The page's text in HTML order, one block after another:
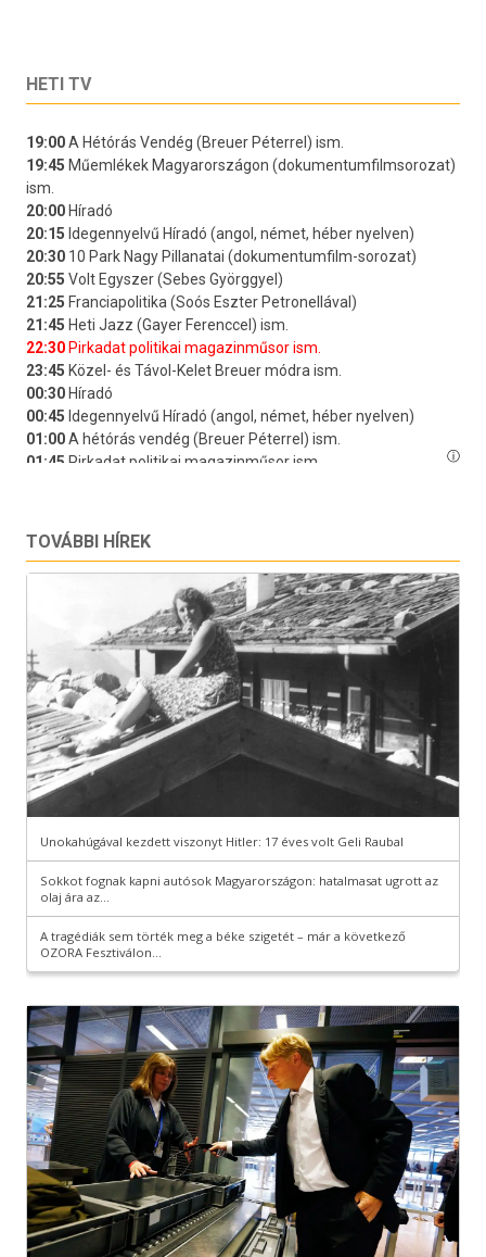
HETI TV
TOVÁBBI HÍREK